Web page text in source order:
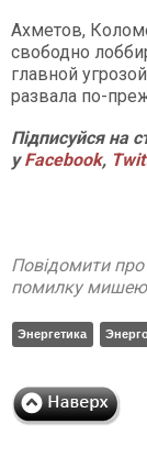
Ахметов,
свободно
главной
развала по-
Підписуйся на
уFacebook,
Повідомити про
помилку мишею
Энергетика